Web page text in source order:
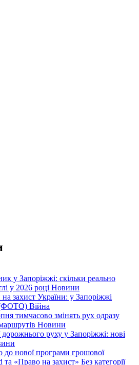
у Запоріжжі: скільки реально
у 2026 році Новини
на захист України: у Запоріжжі
(ФОТО) Війна
тимчасово змінять рух одразу
Новини
дорожнього руху у Запоріжжі: нові
до нової програми грошової
та «Право на захист» Без категорії